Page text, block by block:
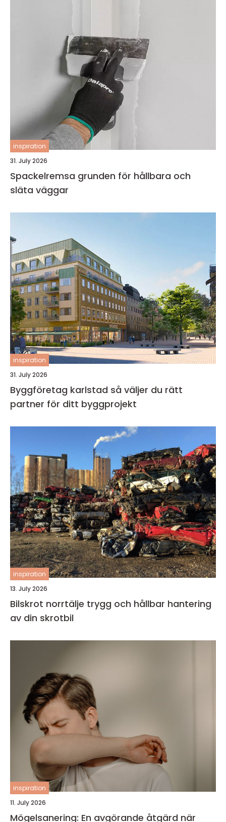
inspiration
31. July 2026
Spackelremsa grunden för hållbara och
släta väggar
inspiration
31. July 2026
Byggföretag karlstad så väljer du rätt
partner för ditt byggprojekt
inspiration
13. July 2026
Bilskrot norrtälje trygg och hållbar hantering
av din skrotbil
inspiration
11. July 2026
Mögelsanering: En avgörande åtgärd när